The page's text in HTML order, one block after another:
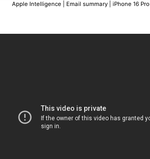
Apple Intelligence | Email summary | iPhone 16 Pro